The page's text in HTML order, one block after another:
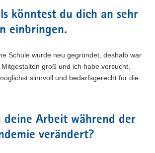
könntest du dich an sehr
einbringen.
Schule wurde neu gegründet, deshalb war
groß und ich habe versucht,
sinnvoll und bedarfsgerecht für die
deine Arbeit während der
verändert?